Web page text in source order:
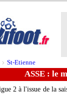
> St-Etienne
ASSE : le
2 à l'issue de la